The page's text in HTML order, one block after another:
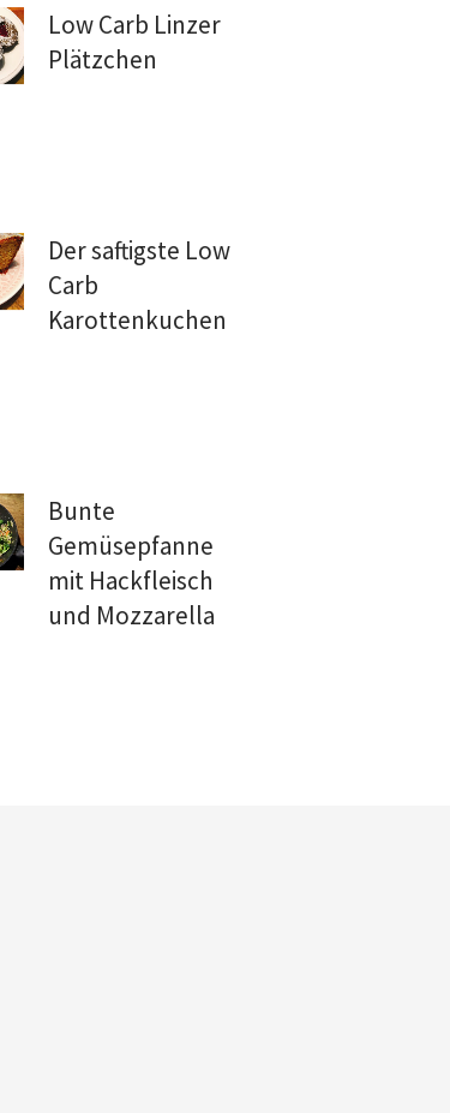
Low Carb Linzer
Plätzchen
Der saftigste Low
Carb
Karottenkuchen
Bunte
Gemüsepfanne
mit Hackfleisch
und Mozzarella